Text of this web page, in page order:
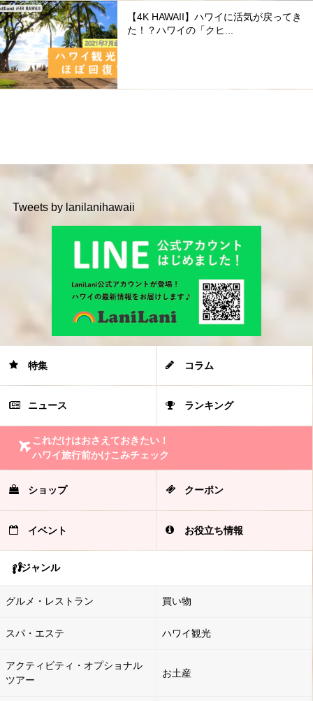
【4K HAWAII】ハワイに活気が戻ってき
た！？ハワイの「クヒ...
Tweets by lanilanihawaii
特集 コラム
ニュース ランキング
これだけはおさえておきたい！
ハワイ旅行前かけこみチェック
ショップ クーポン
イベント お役立ち情報
ジャンル
グルメ・レストラン 買い物
スパ・エステ ハワイ観光
アクティビティ・オプショナル
ツアー
お土産